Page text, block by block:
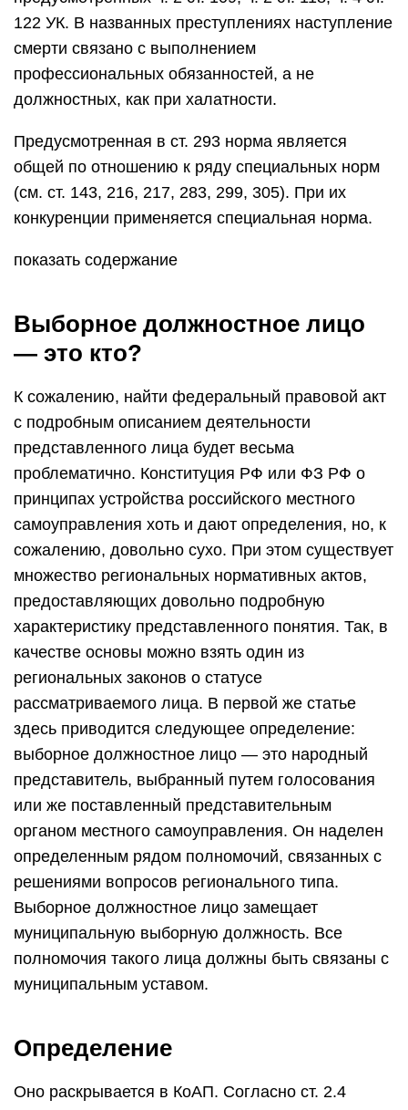
122 УК. В названных преступлениях наступление
смерти связано с выполнением
профессиональных обязанностей, а не
должностных, как при халатности.
Предусмотренная в ст. 293 норма является
общей по отношению к ряду специальных норм
(см. ст. 143, 216, 217, 283, 299, 305). При их
конкуренции применяется специальная норма.
показать содержание
Выборное должностное лицо
— это кто?
К сожалению, найти федеральный правовой акт
с подробным описанием деятельности
представленного лица будет весьма
проблематично. Конституция РФ или ФЗ РФ о
принципах устройства российского местного
самоуправления хоть и дают определения, но, к
сожалению, довольно сухо. При этом существует
множество региональных нормативных актов,
предоставляющих довольно подробную
характеристику представленного понятия. Так, в
качестве основы можно взять один из
региональных законов о статусе
рассматриваемого лица. В первой же статье
здесь приводится следующее определение:
выборное должностное лицо — это народный
представитель, выбранный путем голосования
или же поставленный представительным
органом местного самоуправления. Он наделен
определенным рядом полномочий, связанных с
решениями вопросов регионального типа.
Выборное должностное лицо замещает
муниципальную выборную должность. Все
полномочия такого лица должны быть связаны с
муниципальным уставом.
Определение
Оно раскрывается в КоАП. Согласно ст. 2.4